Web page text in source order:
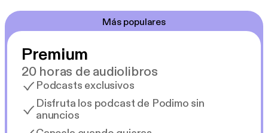
Más populares
Premium
20 horas de audiolibros
Podcasts exclusivos
Disfruta los podcast de Podimo sin
anuncios